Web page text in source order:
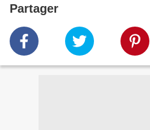
Partager